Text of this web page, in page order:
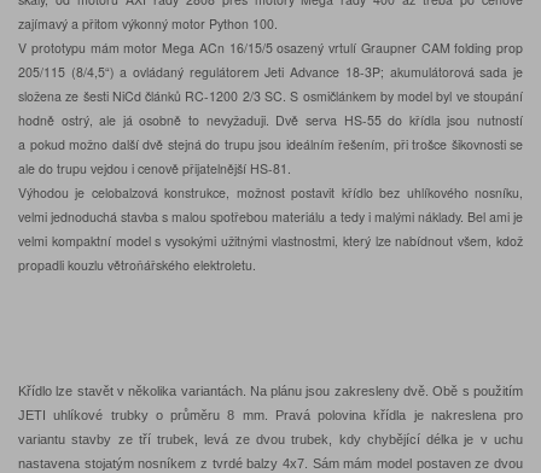
zajímavý a přitom výkonný motor Python 100.
V prototypu mám motor Mega ACn 16/15/5 osazený vrtulí Graupner CAM folding prop
205/115 (8/4,5“) a ovládaný regulátorem Jeti Advance 18-3P; akumulátorová sada je
složena ze šesti NiCd článků RC-1200 2/3 SC. S osmičlánkem by model byl ve stoupání
hodně ostrý, ale já osobně to nevyžaduji. Dvě serva HS-55 do křídla jsou nutností
a pokud možno další dvě stejná do trupu jsou ideálním řešením, při trošce šikovnosti se
ale do trupu vejdou i cenově přijatelnější HS-81.
Výhodou je celobalzová konstrukce, možnost postavit křídlo bez uhlíkového nosníku,
velmi jednoduchá stavba s malou spotřebou materiálu a tedy i malými náklady. Bel ami je
velmi kompaktní model s vysokými užitnými vlastnostmi, který lze nabídnout všem, kdož
propadli kouzlu větroňářského elektroletu.
Křídlo lze stavět v několika variantách. Na plánu jsou zakresleny dvě. Obě s použitím
JETI uhlíkové trubky o průměru 8 mm. Pravá polovina křídla je nakreslena pro
variantu stavby ze tří trubek, levá ze dvou trubek, kdy chybějící délka je v uchu
nastavena stojatým nosníkem z tvrdé balzy 4x7. Sám mám model postaven ze dvou